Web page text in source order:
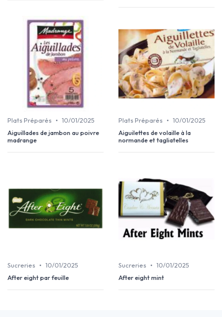
Plats Préparés • 10/01/2025
Aiguillades de jambon au poivre
madrange
Plats Préparés • 10/01/2025
Aiguilettes de volaille à la
normande et tagliatelles
Sucreries • 10/01/2025
After eight par feuille
Sucreries • 10/01/2025
After eight mint